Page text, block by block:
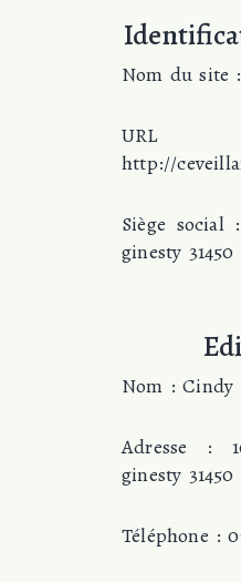
Nom du site
http://
Siège social
ginesty
Nom : Cindy
Adresse :
ginesty
Téléphone :